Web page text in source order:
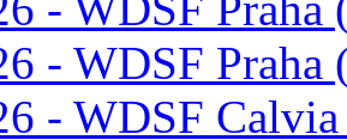
- WDSF Praha
- WDSF